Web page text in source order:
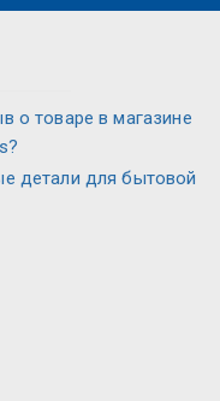
о товаре в магазине
детали для бытовой